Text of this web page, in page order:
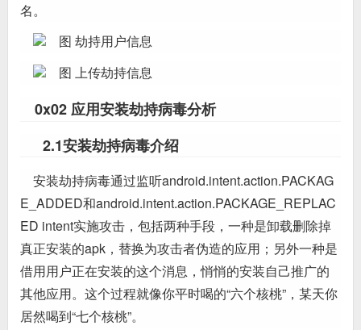
名。
图 劫持用户信息
图 上传劫持信息
0x02 应用安装劫持病毒分析
2.1安装劫持病毒介绍
安装劫持病毒通过监听android.intent.action.PACKAG
E_ADDED和android.intent.action.PACKAGE_REPLAC
ED intent实施攻击，包括两种手段，一种是卸载删除掉
真正安装的apk，替换为攻击者伪造的应用；另外一种是
借用用户正在安装的这个消息，悄悄的安装自己推广的
其他应用。这个过程就像你平时喝的“六个核桃”，某天你
居然喝到“七个核桃”。